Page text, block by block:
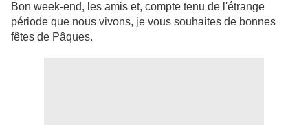
Bon week-end, les amis et, compte tenu de l'étrange
période que nous vivons, je vous souhaites de bonnes
fêtes de Pâques.